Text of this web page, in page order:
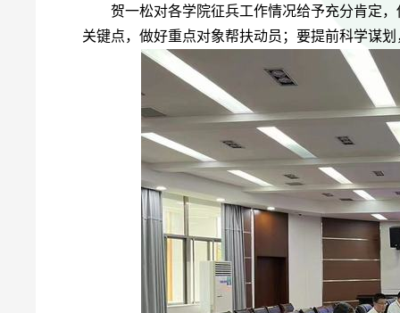
贺一松对各学院征兵工作情况给予充分肯定
关键点，做好重点对象帮扶动员；要提前科学谋